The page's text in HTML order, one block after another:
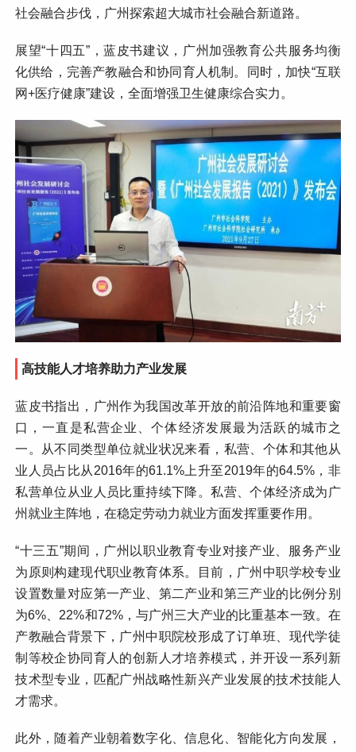
社会融合步伐，广州探索超大城市社会融合新道路。
展望“十四五”，蓝皮书建议，广州加强教育公共服务均衡
化供给，完善产教融合和协同育人机制。同时，加快“互联
网+医疗健康”建设，全面增强卫生健康综合实力。
高技能人才培养助力产业发展
蓝皮书指出，广州作为我国改革开放的前沿阵地和重要窗
口，一直是私营企业、个体经济发展最为活跃的城市之
一。从不同类型单位就业状况来看，私营、个体和其他从
业人员占比从2016年的61.1%上升至2019年的64.5%，非
私营单位从业人员比重持续下降。私营、个体经济成为广
州就业主阵地，在稳定劳动力就业方面发挥重要作用。
“十三五”期间，广州以职业教育专业对接产业、服务产业
为原则构建现代职业教育体系。目前，广州中职学校专业
设置数量对应第一产业、第二产业和第三产业的比例分别
为6%、22%和72%，与广州三大产业的比重基本一致。在
产教融合背景下，广州中职院校形成了订单班、现代学徒
制等校企协同育人的创新人才培养模式，并开设一系列新
技术型专业，匹配广州战略性新兴产业发展的技术技能人
才需求。
此外，随着产业朝着数字化、信息化、智能化方向发展，